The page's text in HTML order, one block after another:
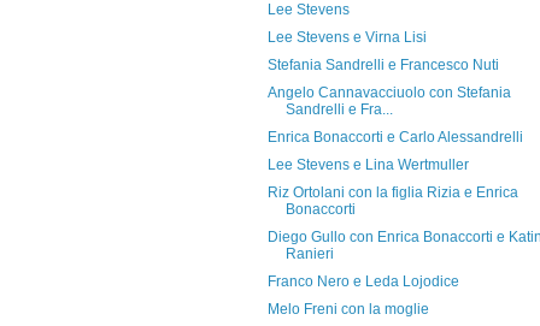
Lee Stevens
Lee Stevens e Virna Lisi
Stefania Sandrelli e Francesco Nuti
Angelo Cannavacciuolo con Stefania
Sandrelli e Fra...
Enrica Bonaccorti e Carlo Alessandrelli
Lee Stevens e Lina Wertmuller
Riz Ortolani con la figlia Rizia e Enrica
Bonaccorti
Diego Gullo con Enrica Bonaccorti e
Ranieri
Franco Nero e Leda Lojodice
Melo Freni con la moglie